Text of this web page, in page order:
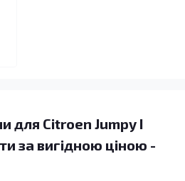
для Citroen Jumpy I
за вигідною ціною -